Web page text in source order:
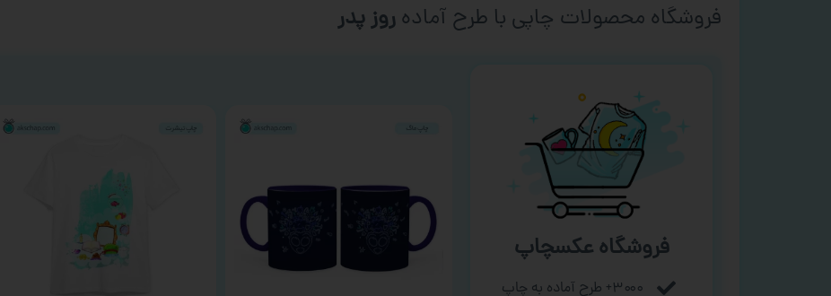
فروشگاه محصولات چاپی با طرح آمادهروز پدر
فروشگاه عکسچاپ
۳۰۰۰+ طرح آماده به چاپ